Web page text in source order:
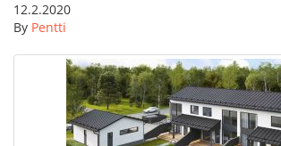
12.2.2020
By Pentti